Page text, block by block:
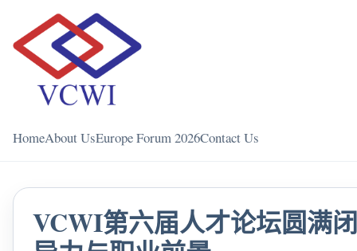
HomeAbout UsEurope Forum 2026Contact Us
VCWI第六届人才论坛圆满